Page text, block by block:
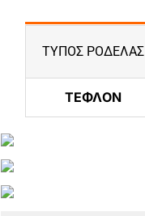
ΤΥΠΟΣ ΡΟΔΕΛΑΣ
ΤΕΦΛΟΝ